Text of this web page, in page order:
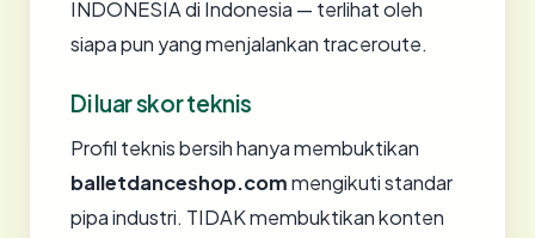
INDONESIA di Indonesia — terlihat oleh
siapa pun yang menjalankan traceroute.
Di luar skor teknis
Profil teknis bersih hanya membuktikan
balletdanceshop.commengikuti standar
pipa industri. TIDAK membuktikan konten